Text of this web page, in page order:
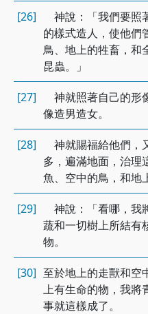
[26]
神說：「我們要照
的樣式造人，使他們
鳥、地上的牲畜，和
昆蟲。」
[27]
神就照著自己的形
像造男造女。
[28]
神就賜福給他們，
多，遍滿地面，治理
魚、空中的鳥，和地
[29]
神說：「看哪，我
蔬和一切樹上所結有
物。
[30] 至於地上的走獸和空
上有生命的物，我將
事就這樣成了。